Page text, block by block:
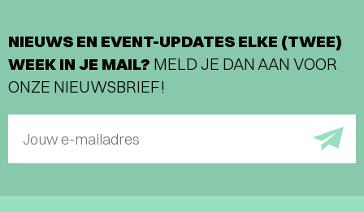
NIEUWS EN EVENT-UPDATES ELKE (TWEE)
WEEK IN JE MAIL? MELD JE DAN AAN VOOR
ONZE NIEUWSBRIEF!
Jouw e-mailadres